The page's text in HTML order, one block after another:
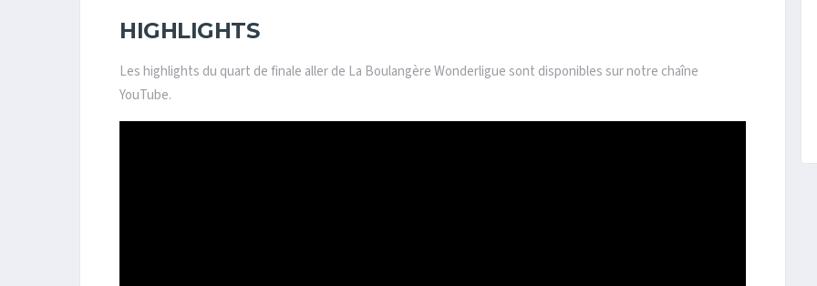
HIGHLIGHTS
Les highlights du quart de finale aller de La Boulangère Wonderligue sont disponibles sur notre chaîne
YouTube.